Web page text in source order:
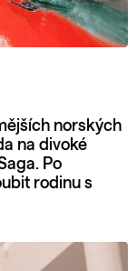
norských
na divoké
Po
rodinu s